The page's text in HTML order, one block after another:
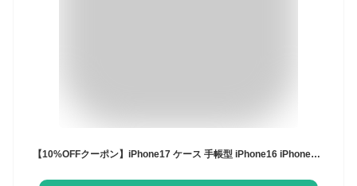
【10%OFFクーポン】iPhone17 ケース 手帳型 iPhone16 iPhone16e iPhone17Pro ケース 手帳 iPhone Air iPhone16Pro iPhone17ProMax iPhone15 ケース iPhone14 iPhone13 iPhone12 mini pro Plus ProMax カバー iPhoneケース 革 スマホケース スマホケース手帳型